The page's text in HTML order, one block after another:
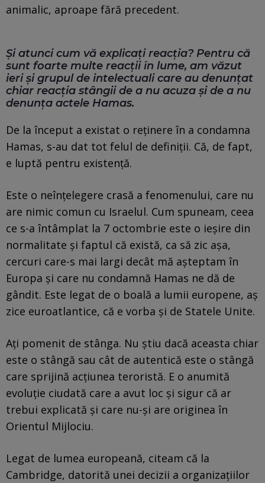
animalic, aproape fără precedent.
Și atunci cum vă explicați reacția? Pentru că
sunt foarte multe reacții în lume, am văzut
ieri și grupul de intelectuali care au denunțat
chiar reacția stângii de a nu acuza și de a nu
denunța actele Hamas.
De la început a existat o reținere în a condamna
Hamas, s-au dat tot felul de definiții. Că, de fapt,
e luptă pentru existență.
Este o neînțelegere crasă a fenomenului, care nu
are nimic comun cu Israelul. Cum spuneam, ceea
ce s-a întâmplat la 7 octombrie este o ieșire din
normalitate și faptul că există, ca să zic așa,
cercuri care-s mai largi decât mă așteptam în
Europa și care nu condamnă Hamas ne dă de
gândit. Este legat de o boală a lumii europene, aș
zice euroatlantice, că e vorba și de Statele Unite.
Ați pomenit de stânga. Nu știu dacă aceasta chiar
este o stângă sau cât de autentică este o stângă
care sprijină acțiunea teroristă. E o anumită
evoluție ciudată care a avut loc și sigur că ar
trebui explicată și care nu-și are originea în
Orientul Mijlociu.
Legat de lumea europeană, citeam că la
Cambridge, datorită unei decizii a organizațiilor